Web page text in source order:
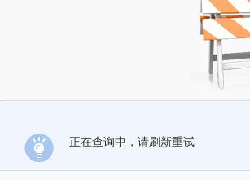
正在查询中，请刷新重试